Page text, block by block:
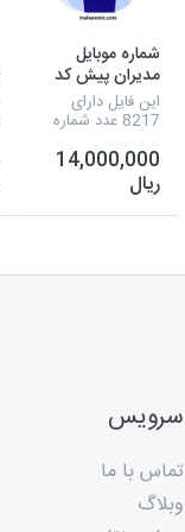
شماره موبایل
مدیران پیش کد
0918
این فایل دارای
8217 عدد شماره
شرکت ها،
کارخانجات،غذایی،
هولدینگ ها و
ادارات در رشته های
منظور جذب مشتری
14,000,000
ریال
سرویس
تماس با ما
وبلاگ